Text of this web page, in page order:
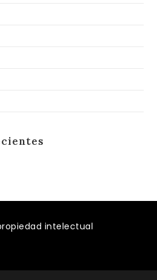
intelectual